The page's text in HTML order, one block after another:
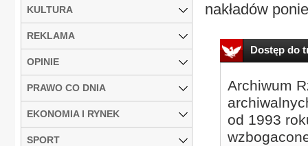
nakładów
Dostęp do
Archiwum
od 1993
KULTURA
REKLAMA
OPINIE
PRAWO CO DNIA
EKONOMIA I RYNEK
SPORT